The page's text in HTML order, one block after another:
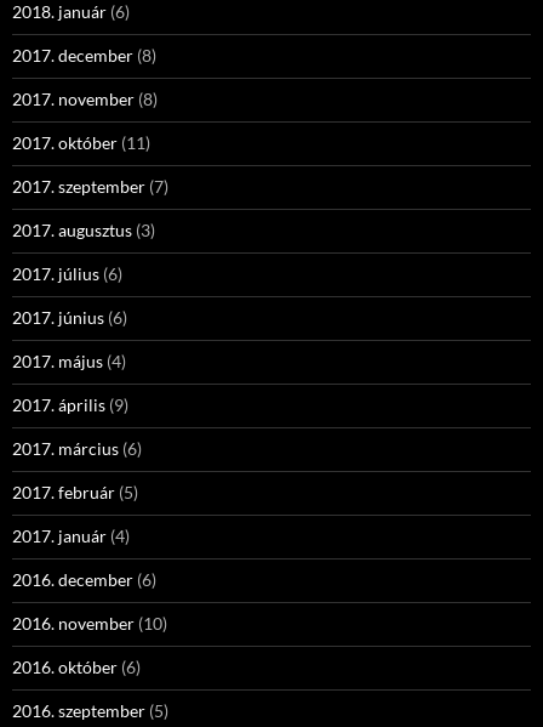
2018. január (6)
2017. december (8)
2017. november (8)
2017. október (11)
2017. szeptember (7)
2017. augusztus (3)
2017. július (6)
2017. június (6)
2017. május (4)
2017. április (9)
2017. március (6)
2017. február (5)
2017. január (4)
2016. december (6)
2016. november (10)
2016. október (6)
2016. szeptember (5)